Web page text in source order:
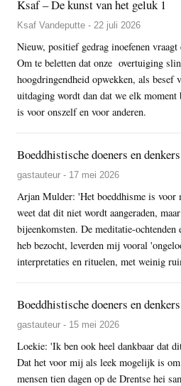
Ksaf – De kunst van het geluk 1
Ksaf Vandeputte - 22 juli 2026
Nieuw, positief gedrag inoefenen
Om te beletten dat onze overtuiging
hoogdringendheid opwekken, als besef
uitdaging wordt dan dat we elk moment
is voor onszelf en voor anderen.
Boeddhistische doeners en
gastauteur - 17 mei 2026
Arjan Mulder: 'Het boeddhisme is
weet dat dit niet wordt aangeraden,
bijeenkomsten. De meditatie-
heb bezocht, leverden mij vooral
interpretaties en rituelen, met weinig
Boeddhistische doeners en
gastauteur - 15 mei 2026
Loekie: 'Ik ben ook heel dankbaar dat
Dat het voor mij als leek mogelijk is
mensen tien dagen op de Drentse hei